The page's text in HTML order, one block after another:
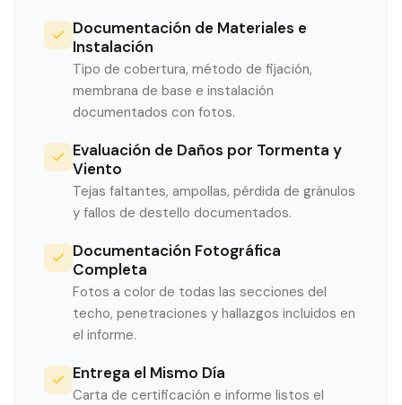
Documentación de Materiales e
Instalación
Tipo de cobertura, método de fijación,
membrana de base e instalación
documentados con fotos.
Evaluación de Daños por Tormenta y
Viento
Tejas faltantes, ampollas, pérdida de gránulos
y fallos de destello documentados.
Documentación Fotográfica
Completa
Fotos a color de todas las secciones del
techo, penetraciones y hallazgos incluidos en
el informe.
Entrega el Mismo Día
Carta de certificación e informe listos el